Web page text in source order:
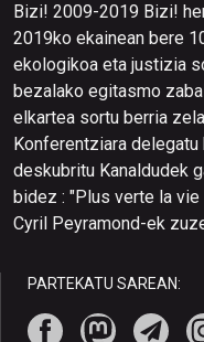
Bizi! 2009-2019 Bizi!
2019ko ekainean bere
ekologikoa eta justizia
bezalako egitasmo
elkartea sortu berria
Konferentziara
deskubritu Kanaldudek
bidez : "Plus verte la
Cyril Peyramond-ek
PARTEKATU SAREAN: